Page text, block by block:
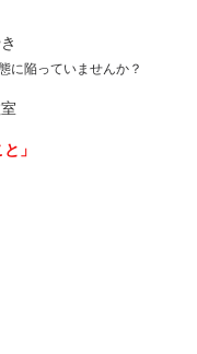
に陥っていませんか？
」